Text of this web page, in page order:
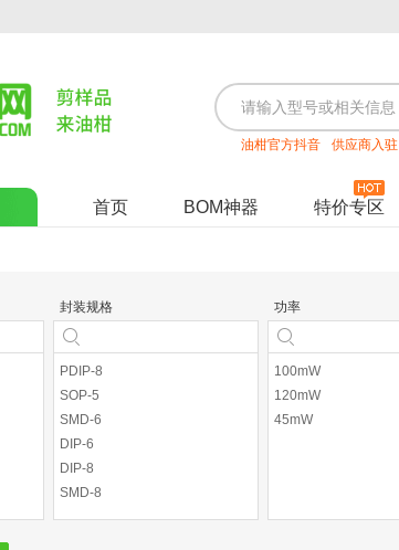
油柑官方抖音 供应商入驻
首页 BOM神器 特价专区
封装规格
PDIP-8
SOP-5
SMD-6
DIP-6
DIP-8
SMD-8
功率
100mW
120mW
45mW